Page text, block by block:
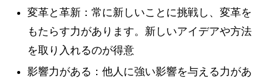
変革と革新：常に新しいことに挑戦し、変革を
もたらす力があります。新しいアイデアや方法
を取り入れるのが得意
影響力がある：他人に強い影響を与える力があ